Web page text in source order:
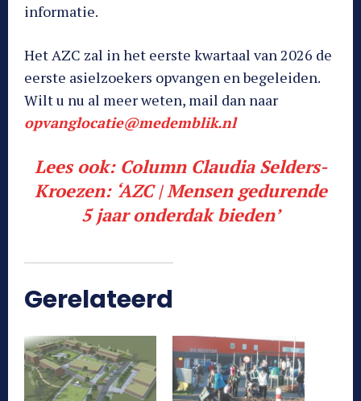
informatie.
Het AZC zal in het eerste kwartaal van 2026 de
eerste asielzoekers opvangen en begeleiden.
Wilt u nu al meer weten, mail dan naar
opvanglocatie@medemblik.nl
Lees ook: Column Claudia Selders-
Kroezen: ‘AZC | Mensen gedurende
5 jaar onderdak bieden’
Gerelateerd